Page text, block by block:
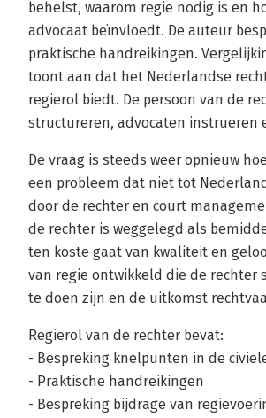
behelst, waarom regie nodig is en
advocaat beïnvloedt. De auteur
praktische handreikingen.
toont aan dat het Nederlandse
regierol biedt. De persoon van de
structureren, advocaten instrueren
De vraag is steeds weer opnieuw
een probleem dat niet tot
door de rechter en court
de rechter is weggelegd als
ten koste gaat van kwaliteit en
van regie ontwikkeld die de rechter
te doen zijn en de uitkomst
Regierol van de rechter bevat:
- Bespreking knelpunten in de
- Praktische handreikingen
- Bespreking bijdrage van